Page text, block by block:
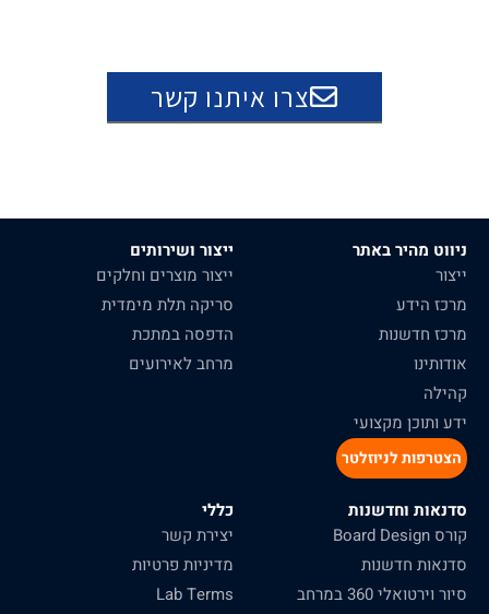
צרו איתנו קשר
ניווט מהיר באתר
ייצור
מרכז הידע
מרכז חדשנות
אודותינו
קהילה
ידע ותוכן מקצועי
הצטרפות לניוזלטר
ייצור ושירותים
ייצור מוצרים וחלקים
סריקה תלת מימדית
הדפסה במתכת
מרחב לאירועים
סדנאות וחדשנות
קורס Board Design
סדנאות חדשנות
סיור וירטואלי 360 במרחב
כללי
יצירת קשר
מדיניות פרטיות
Lab Terms